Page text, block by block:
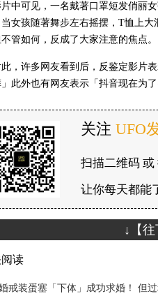
中可见，一名戴著口罩短发俏丽
女孩随著舞步左右摇摆，T恤上
管如何，反成了大家注意的焦点。
，许多网友看到后，反鉴定影片
此外也有网友表示「抖音现在为
关注 UFO
扫描二维码 或
让你每天都能
↓【
读
戒装蛋塞「下体」成功求婚！ 但